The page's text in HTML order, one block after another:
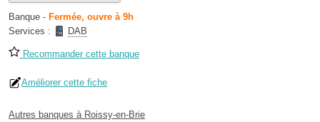
Banque - Fermée, ouvre à 9h
Services :
DAB
Recommander cette banque
Améliorer cette fiche
Autres banques à Roissy-en-Brie